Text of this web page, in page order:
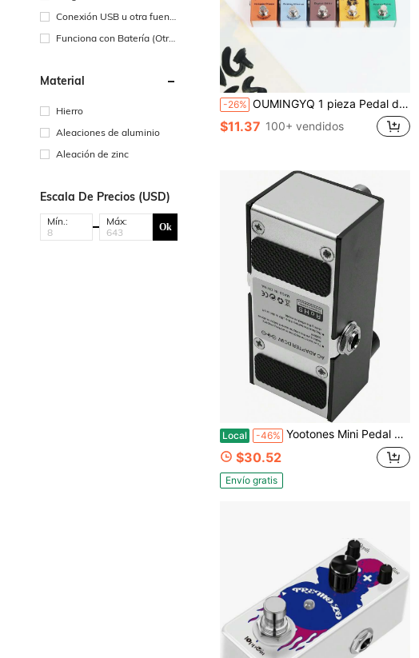
Conexión USB u otra fuent
e de alimentación de CC
Funciona con Batería (Otra
Material
Hierro
Aleaciones de aluminio
Aleación de zinc
Escala De Precios (USD)
Mín.: Máx: Ok
-26% OUMINGYQ 1 pieza Pedal de efecto de guitarra eléctrica, Pedal de efecto de guitarra eléctrica individual, Ecualizador Distorsión Overdrive Fuzz Chorus Delay Afinador de ruido Mini
$11.37 100+ vendidos
Local -46% Yootones Mini Pedal de Efectos de Guitarra Eléctrica Carcasa de Metal Alimentado por Adaptador DC 9V True Bypass Para Kit de Múltiples Guitarras Eléctricas (Ultimate Drive)
$30.52
Envío gratis